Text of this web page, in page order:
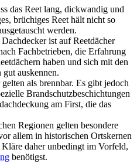
das Reet lang, dickwandig und
brüchiges Reet hält nicht so
werden.
ist auf Reetdächer
Fachbetrieben, die Erfahrung
haben und sich mit den
auskennen.
gelten als brennbar. Es gibt jedoch
Brandschutzbeschichtungen
am First, die das
Regionen gelten besondere
allem in historischen Ortskernen
daher unbedingt im Vorfeld,
benötigst.